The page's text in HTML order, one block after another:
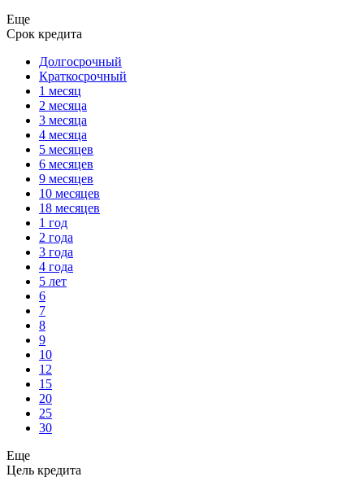
Еще
Срок кредита
Долгосрочный
Краткосрочный
1 месяц
2 месяца
3 месяца
4 месяца
5 месяцев
6 месяцев
9 месяцев
10 месяцев
18 месяцев
1 год
2 года
3 года
4 года
5 лет
6
7
8
9
10
12
15
20
25
30
Еще
Цель кредита